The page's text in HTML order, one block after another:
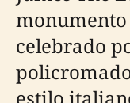
monumento
celebrado